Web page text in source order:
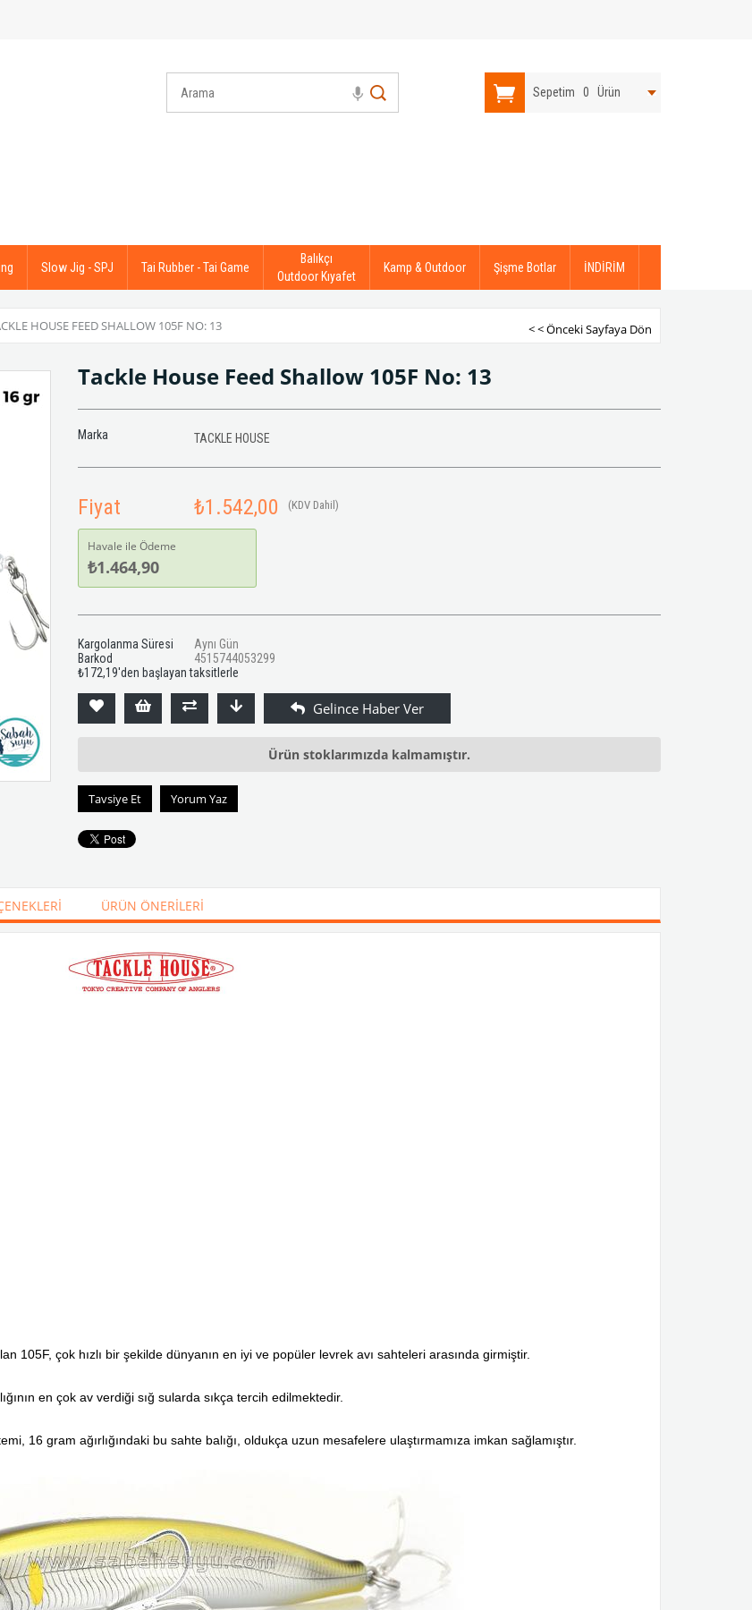
Sepetim 0 Ürün
Slow Jig - SPJ Tai Rubber - Tai Game
Balıkçı
Outdoor Kıyafet
Kamp & Outdoor Şişme Botlar İNDİRİM
HOUSE FEED SHALLOW 105F NO: 13 < < Önceki Sayfaya Dön
Tackle House Feed Shallow 105F No: 13
Marka TACKLE HOUSE
Fiyat ₺1.542,00 (KDV Dahil)
Havale ile Ödeme
₺1.464,90
Kargolanma Süresi
Aynı Gün
Barkod
4515744053299
₺172,19'den başlayan taksitlerle
Ürün stoklarımızda kalmamıştır.
Tavsiye Et Yorum Yaz
ÜRÜN ÖNERILERI
105F, çok hızlı bir şekilde dünyanın en iyi ve popüler levrek avı sahteleri arasında girmiştir.
en çok av verdiği sığ sularda sıkça tercih edilmektedir.
16 gram ağırlığındaki bu sahte balığı, oldukça uzun mesafelere ulaştırmamıza imkan sağlamıştır.